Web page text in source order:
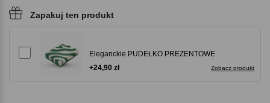
Zapakuj ten produkt
Eleganckie PUDEŁKO PREZENTOWE
Zobacz produkt
+24,90 zł